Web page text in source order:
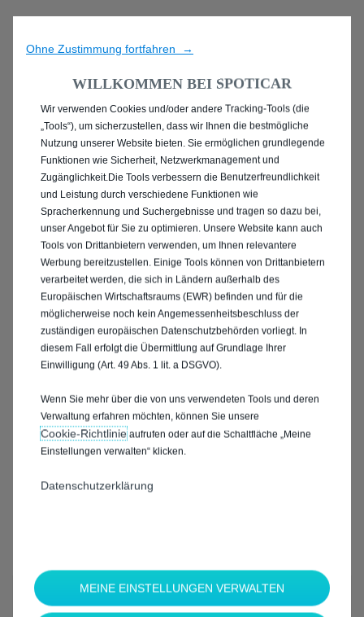
ENTDECKEN SIE ALLE
PEUGEOT 2008 IN
OFFENBACH AM MAIN
Welche Marke möchten Sie?*
Ohne Zustimmung fortfahren →
WILLKOMMEN BEI SPOTICAR
Wir verwenden Cookies und/oder andere Tracking-Tools (die
„Tools“), um sicherzustellen, dass wir Ihnen die bestmögliche
Nutzung unserer Website bieten. Sie ermöglichen grundlegende
Funktionen wie Sicherheit, Netzwerkmanagement und
Zugänglichkeit.Die Tools verbessern die Benutzerfreundlichkeit
und Leistung durch verschiedene Funktionen wie
Spracherkennung und Suchergebnisse und tragen so dazu bei,
unser Angebot für Sie zu optimieren. Unsere Website kann auch
Tools von Drittanbietern verwenden, um Ihnen relevantere
Werbung bereitzustellen. Einige Tools können von Drittanbietern
verarbeitet werden, die sich in Ländern außerhalb des
Europäischen Wirtschaftsraums (EWR) befinden und für die
möglicherweise noch kein Angemessenheitsbeschluss der
zuständigen europäischen Datenschutzbehörden vorliegt. In
diesem Fall erfolgt die Übermittlung auf Grundlage Ihrer
Einwilligung (Art. 49 Abs. 1 lit. a DSGVO).
Wenn Sie mehr über die von uns verwendeten Tools und deren
Verwaltung erfahren möchten, können Sie unsere
Cookie‑Richtlinieaufrufen oder auf die Schaltfläche „Meine
Einstellungen verwalten“ klicken.
Datenschutzerklärung
MEINE EINSTELLUNGEN VERWALTEN